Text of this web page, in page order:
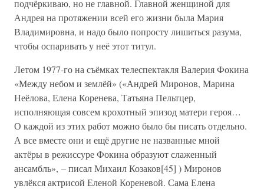
подчёркиваю, но не главной. Главной женщиной для
Андрея на протяжении всей его жизни была Мария
Владимировна, и надо было попросту лишиться разума,
чтобы оспаривать у неё этот титул.
Летом 1977-го на съёмках телеспектакля Валерия Фокина
«Между небом и землёй» («Андрей Миронов, Марина
Неёлова, Елена Коренева, Татьяна Пельтцер,
исполняющая совсем крохотный эпизод матери героя…
О каждой из этих работ можно было бы писать отдельно.
А все вместе они и ещё другие не названные мной
актёры в режиссуре Фокина образуют слаженный
ансамбль», – писал Михаил Козаков[45] ) Миронов
увлёкся актрисой Еленой Кореневой. Сама Елена